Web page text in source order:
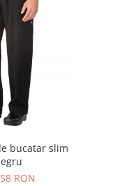
bucatar slim
RON